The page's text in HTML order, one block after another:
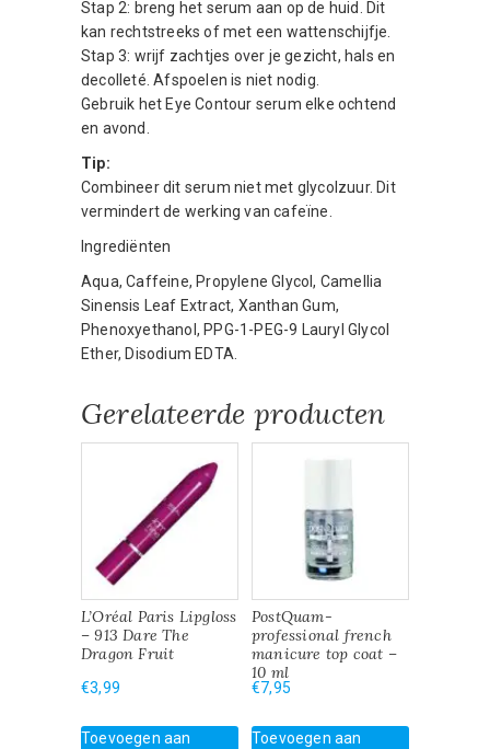
Stap 2: breng het serum aan op de huid. Dit
kan rechtstreeks of met een wattenschijfje.
Stap 3: wrijf zachtjes over je gezicht, hals en
decolleté. Afspoelen is niet nodig.
Gebruik het Eye Contour serum elke ochtend
en avond.
Tip:
Combineer dit serum niet met glycolzuur. Dit
vermindert de werking van cafeïne.
Ingrediënten
Aqua, Caffeine, Propylene Glycol, Camellia
Sinensis Leaf Extract, Xanthan Gum,
Phenoxyethanol, PPG-1-PEG-9 Lauryl Glycol
Ether, Disodium EDTA.
Gerelateerde producten
L’Oréal Paris Lipgloss
– 913 Dare The
Dragon Fruit
€3,99
Toevoegen aan
PostQuam-
professional french
manicure top coat –
10 ml
€7,95
Toevoegen aan